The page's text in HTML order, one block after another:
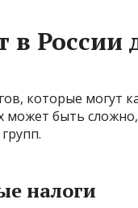
в России
которые могут
может быть
налоги